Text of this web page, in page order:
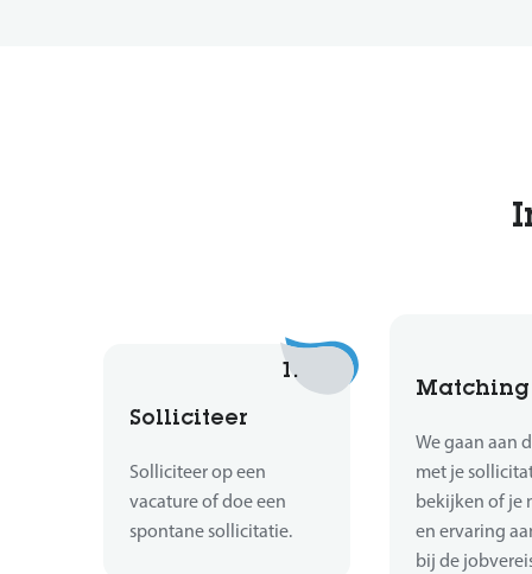
1.
Solliciteer
Solliciteer op een
vacature of doe een
spontane sollicitatie.
Matching
We gaan aan
met je
bekijken of je
en ervaring
bij de